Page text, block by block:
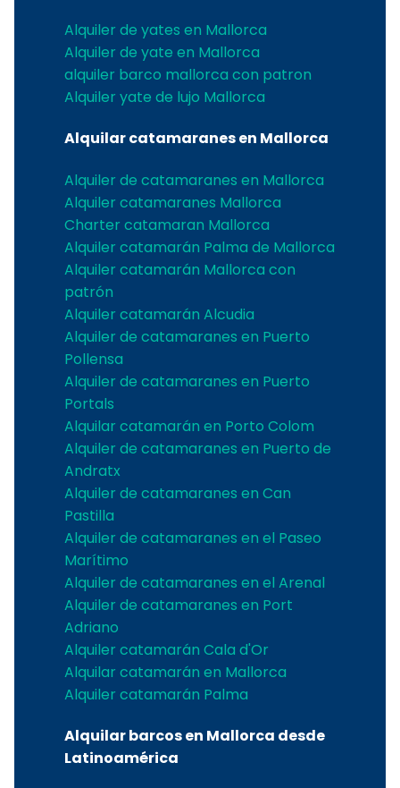
Alquiler de yates en Mallorca
Alquiler de yate en Mallorca
alquiler barco mallorca con patron
Alquiler yate de lujo Mallorca
Alquilar catamaranes en Mallorca
Alquiler de catamaranes en Mallorca
Alquiler catamaranes Mallorca
Charter catamaran Mallorca
Alquiler catamarán Palma de Mallorca
Alquiler catamarán Mallorca con
patrón
Alquiler catamarán Alcudia
Alquiler de catamaranes en Puerto
Pollensa
Alquiler de catamaranes en Puerto
Portals
Alquilar catamarán en Porto Colom
Alquiler de catamaranes en Puerto de
Andratx
Alquiler de catamaranes en Can
Pastilla
Alquiler de catamaranes en el Paseo
Marítimo
Alquiler de catamaranes en el Arenal
Alquiler de catamaranes en Port
Adriano
Alquiler catamarán Cala d'Or
Alquilar catamarán en Mallorca
Alquiler catamarán Palma
Alquilar barcos en Mallorca desde
Latinoamérica